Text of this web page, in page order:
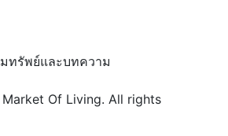
ทรัพย์และบทความ
Of Living. All rights